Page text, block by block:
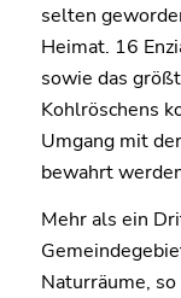
selten
Heimat. 16
sowie das
Kohlröschens
Umgang mit
bewahrt
Mehr als ein
Naturräume,